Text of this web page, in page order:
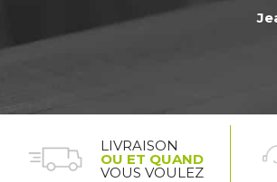
LIVRAISON
OU ET QUAND
VOUS VOULEZ